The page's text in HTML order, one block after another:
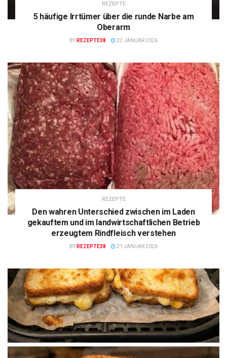
REZEPTE
5 häufige Irrtümer über die runde Narbe am
Oberarm
BY REZEPTE38 22 JANUAR 2026
REZEPTE
Den wahren Unterschied zwischen im Laden
gekauftem und im landwirtschaftlichen Betrieb
erzeugtem Rindfleisch verstehen
BY REZEPTE38 21 JANUAR 2026